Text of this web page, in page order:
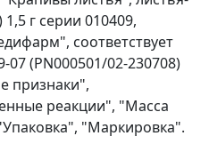
г серии 010409,
соответствует
(PN000501/02-230708)
признаки",
реакции", "Масса
"Маркировка".